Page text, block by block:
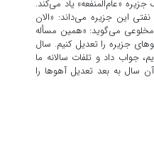
«عام‌المنفعه» یاد می‌کند.
این جزیره می‌داند: «الان
می‌گوید: «همین مسأله
جزیره را تعدیل کنیم. سال
جواب داد و تلفات سالانه ما
سال به بعد تعدیل آهوها را